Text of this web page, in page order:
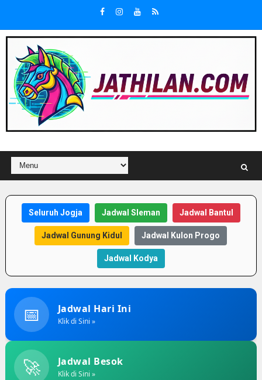
Seluruh Jogja Jadwal Sleman Jadwal Bantul
Jadwal Gunung Kidul Jadwal Kulon Progo
Jadwal Kodya
📅 Jadwal Hari Ini
Klik di Sini »
🚀 Jadwal Besok
Klik di Sini »